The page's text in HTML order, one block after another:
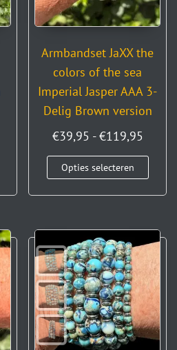
Armbandset JaXX the
colors of the sea
Imperial Jasper AAA 3-
Delig Brown version
€39,95 - €119,95
Opties selecteren